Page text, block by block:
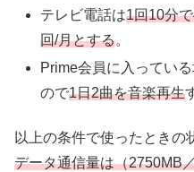
テレビ電話は1回10分
回/月とする。
Prime会員に入ってい
ので1日2曲を音楽再生
以上の条件で使ったときの
データ通信量は（2750MB